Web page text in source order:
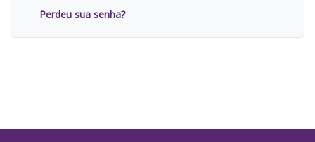
Perdeu sua senha?